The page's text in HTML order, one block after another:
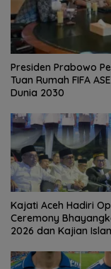
Presiden Prabowo
Tuan Rumah FIFA
Dunia 2030
Kajati Aceh Hadiri
Ceremony
2026 dan Kajian
Adi Hidayat